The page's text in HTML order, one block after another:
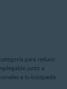
para reducir
junto a
a tu búsqueda.